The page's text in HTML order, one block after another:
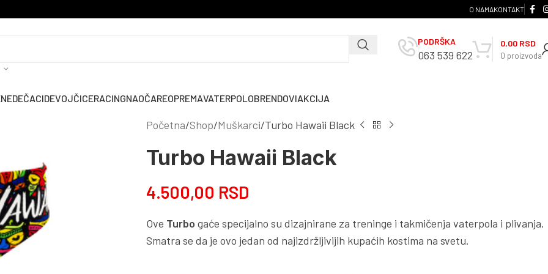
O NAMAKONTAKT
PODRŠKA
063 539 622 0 proizvoda
0,00 RSD
DEČACIDEVOJČICERACINGNAOČAREOPREMAVATERPOLOBRENDOVIAKCIJA
Početna Shop Muškarci Turbo Hawaii Black
Turbo Hawaii Black
4.500,00 RSD
Ove Turbo gaće specijalno su dizajnirane za treninge i takmičenja vaterpola i plivanja.
Smatra se da je ovo jedan od najizdržljivijih kupaćih kostima na svetu.